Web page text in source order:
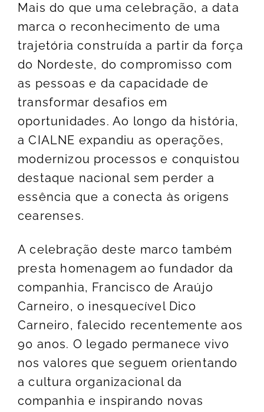
Mais do que uma celebração, a data
marca o reconhecimento de uma
trajetória construída a partir da força
do Nordeste, do compromisso com
as pessoas e da capacidade de
transformar desafios em
oportunidades. Ao longo da história,
a CIALNE expandiu as operações,
modernizou processos e conquistou
destaque nacional sem perder a
essência que a conecta às origens
cearenses.
A celebração deste marco também
presta homenagem ao fundador da
companhia, Francisco de Araújo
Carneiro, o inesquecível Dico
Carneiro, falecido recentemente aos
90 anos. O legado permanece vivo
nos valores que seguem orientando
a cultura organizacional da
companhia e inspirando novas